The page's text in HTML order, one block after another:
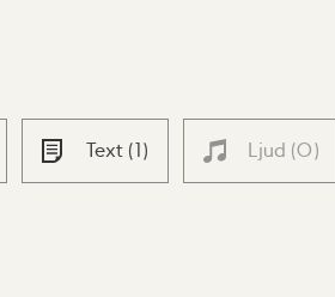
Text (1) Ljud (0)